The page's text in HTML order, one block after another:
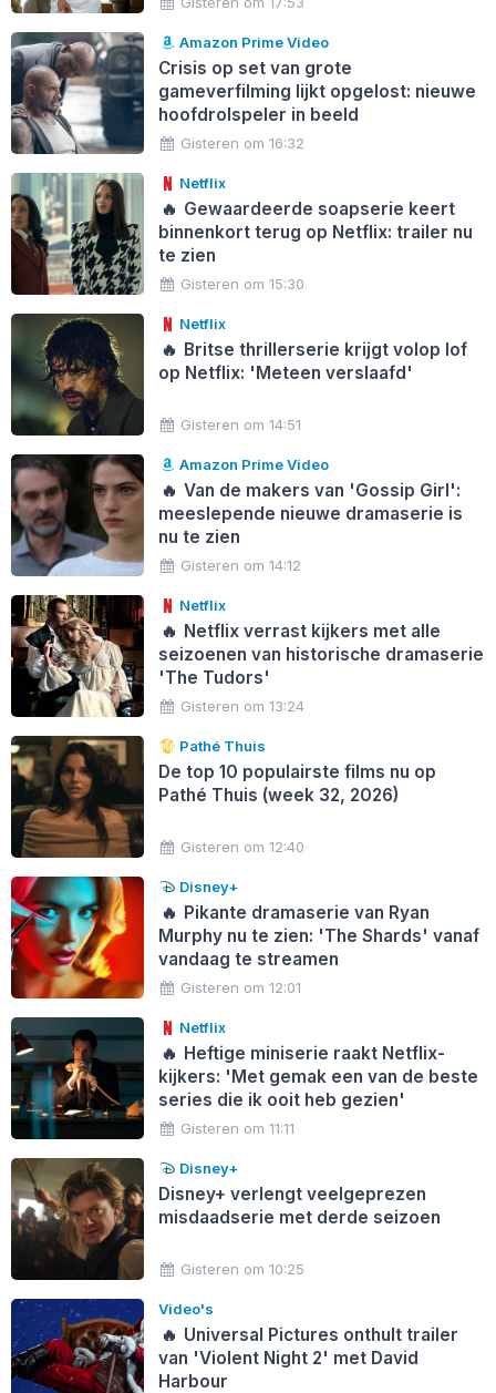
Amazon Prime Video
Crisis op set van grote
gameverfilming lijkt opgelost: nieuwe
hoofdrolspeler in beeld
Gisteren om 16:32
Netflix
🔥 Gewaardeerde soapserie keert
binnenkort terug op Netflix: trailer nu
te zien
Gisteren om 15:30
Netflix
🔥 Britse thrillerserie krijgt volop lof
op Netflix: 'Meteen verslaafd'
Gisteren om 14:51
Amazon Prime Video
🔥 Van de makers van 'Gossip Girl':
meeslepende nieuwe dramaserie is
nu te zien
Gisteren om 14:12
Netflix
🔥 Netflix verrast kijkers met alle
seizoenen van historische dramaserie
'The Tudors'
Gisteren om 13:24
Pathé Thuis
De top 10 populairste films nu op
Pathé Thuis (week 32, 2026)
Gisteren om 12:40
Disney+
🔥 Pikante dramaserie van Ryan
Murphy nu te zien: 'The Shards' vanaf
vandaag te streamen
Gisteren om 12:01
Netflix
🔥 Heftige miniserie raakt Netflix-
kijkers: 'Met gemak een van de beste
series die ik ooit heb gezien'
Gisteren om 11:11
Disney+
Disney+ verlengt veelgeprezen
misdaadserie met derde seizoen
Gisteren om 10:25
Video's
🔥 Universal Pictures onthult trailer
van 'Violent Night 2' met David
Harbour